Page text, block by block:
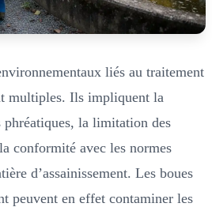
liés au traitement
multiples. Ils impliquent la
phréatiques, la limitation des
conformité avec les normes
d’assainissement. Les boues
peuvent en effet contaminer les